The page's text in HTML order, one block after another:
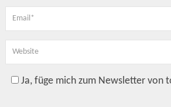
Ja, füge mich zum Newsletter von